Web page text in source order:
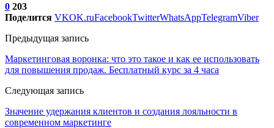
0 203
Поделится VKOK.ruFacebookTwitterWhatsAppTelegramViber
Предыдущая запись
Маркетинговая воронка: что это такое и как ее использовать
для повышения продаж. Бесплатный курс за 4 часа
Следующая запись
Значение удержания клиентов и создания лояльности в
современном маркетинге